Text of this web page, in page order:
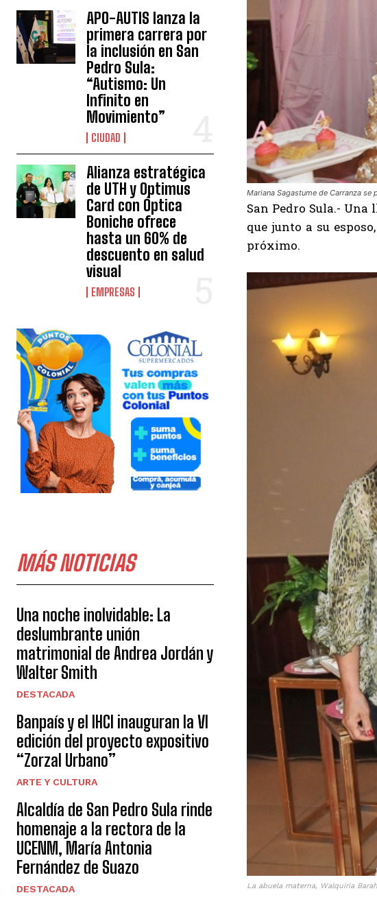
APO-AUTIS lanza la
primera carrera por
la inclusión en San
Pedro Sula:
“Autismo: Un
Infinito en
Movimiento”
CIUDAD
Alianza estratégica
de UTH y Optimus
Card con Óptica
Boniche ofrece
hasta un 60% de
descuento en salud
visual
EMPRESAS
MÁS NOTICIAS
Una noche inolvidable: La
deslumbrante unión
matrimonial de Andrea Jordán y
Walter Smith
DESTACADA
Banpaís y el IHCI inauguran la VI
edición del proyecto expositivo
“Zorzal Urbano”
ARTE Y CULTURA
Alcaldía de San Pedro Sula rinde
homenaje a la rectora de la
UCENM, María Antonia
Fernández de Suazo
DESTACADA
Mariana Sagastume de Carranza
San Pedro Sula.-
que junto a su esposo,
próximo.
La abuela materna, Walquiria